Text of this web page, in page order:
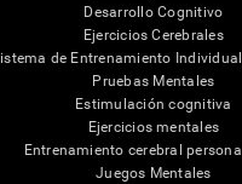
Desarrollo Cognitivo
Ejercicios Cerebrales
de Entrenamiento
Pruebas Mentales
Estimulación cognitiva
Ejercicios mentales
Entrenamiento cerebral
Juegos Mentales